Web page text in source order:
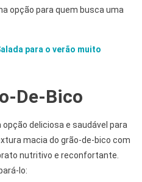
opção para quem busca uma
para o verão muito
De-Bico
opção deliciosa e saudável para
macia do grão-de-bico com
nutritivo e reconfortante.
lo: